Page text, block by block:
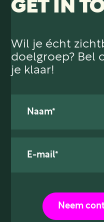
GET IN
Wil je écht
doelgroep? Bel
je klaar!